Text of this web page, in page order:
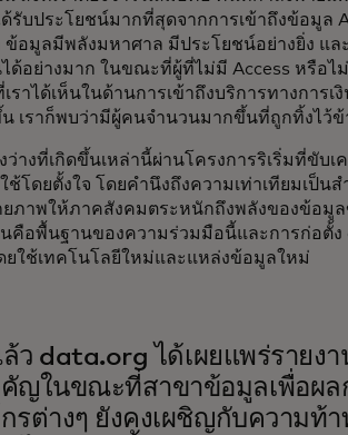
รับประโยชน์มากที่สุดจากการเข้าถึงข้อมูล
อมูลมีพลังมหาศาล มีประโยชน์อย่างยิ่ง แล
ได้อย่างมาก ในขณะที่ผู้ที่ไม่มี Access หรือ
ราได้เห็นในด้านการเข้าถึงบริการทางการเ
เราก็พบว่ามีผู้คนจำนวนมากขึ้นที่ถูกทิ้งไว้ข้
ว่างที่เกิดขึ้นเหล่านี้ผ่านโครงการริเริ่มที่ขับ
ช้โดยตั้งใจ โดยคำนึงถึงความเท่าเทียมเป็น
ภาพให้ภาคสังคมตระหนักถึงพลังของข้อมูล
คือพื้นฐานของความร่วมมือนี้และการก่อตั้ง
ยใช้เทคโนโลยีใหม่และแหล่งข้อมูลใหม่
ว data.org ได้เผยแพร่รายง
ญในขณะที่สาขาข้อมูลเพื่อผล
รต่างๆ ยังคงเผชิญกับความท้า